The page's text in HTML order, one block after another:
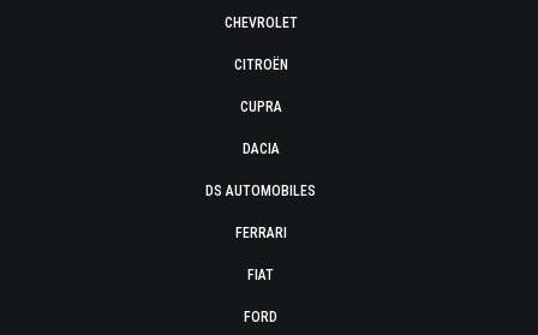
CHEVROLET
CITROËN
CUPRA
DACIA
DS AUTOMOBILES
FERRARI
FIAT
FORD